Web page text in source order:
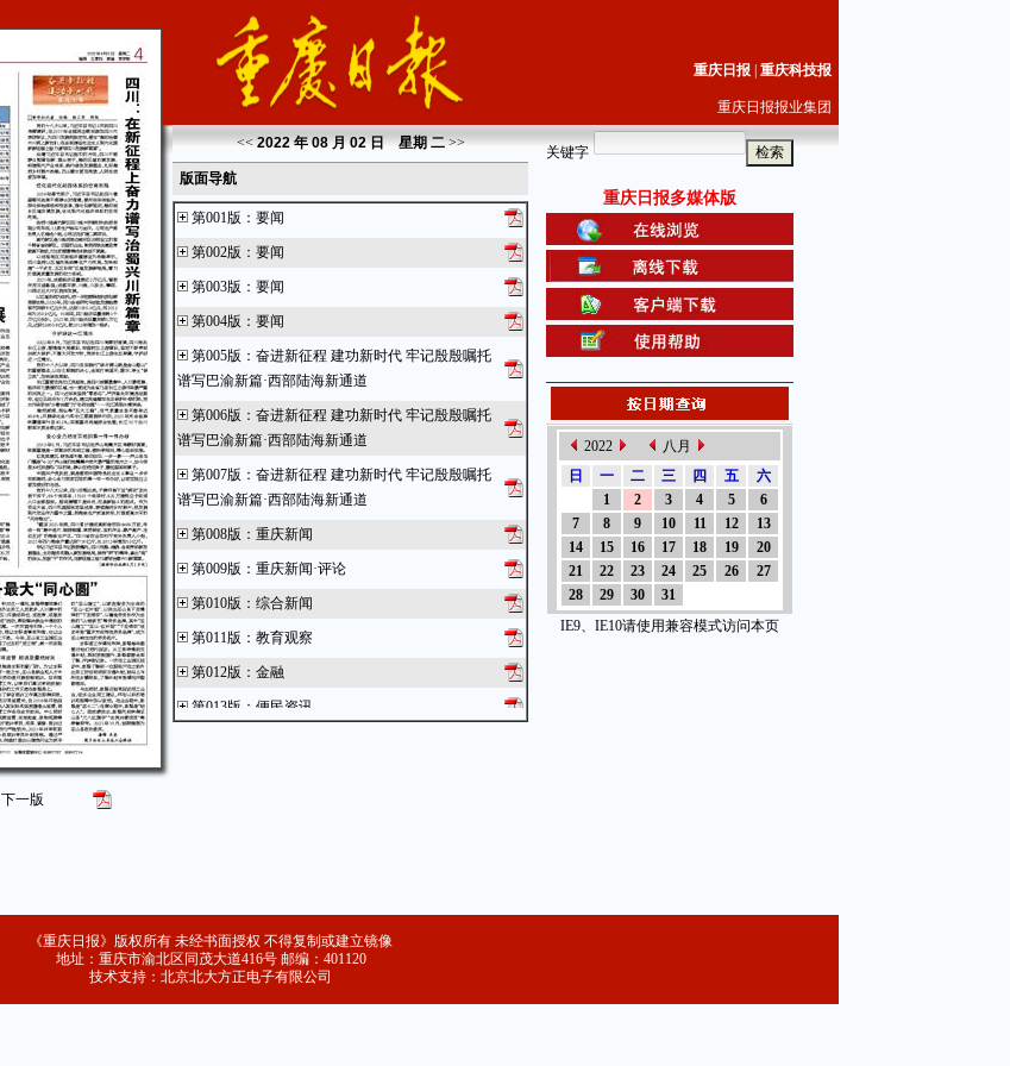
下一版
重庆日报 重庆科技报
重庆日报报业集团
<< 2022 年 08 月 02 日 星期二 >>
版面导航
第001版 ： 要闻
第002版 ： 要闻
第003版 ： 要闻
第004版 ： 要闻
第005版 ： 奋进新征程 建功新时代 牢记殷殷嘱托
谱写巴渝新篇·西部陆海新通道
第006版 ： 奋进新征程 建功新时代 牢记殷殷嘱托
谱写巴渝新篇·西部陆海新通道
第007版 ： 奋进新征程 建功新时代 牢记殷殷嘱托
谱写巴渝新篇·西部陆海新通道
第008版 ： 重庆新闻
第009版 ： 重庆新闻·评论
第010版 ： 综合新闻
第011版 ： 教育观察
第012版 ： 金融
第013版 ： 便民资讯
关键字
重庆日报多媒体版
2022
八月
日
一 二 三 四 五
六
1
2 3 4 5
6
7
8 9 10 11 12
13
14
15 16 17 18 19
20
21
22 23 24 25 26
27
28
29 30
31
IE9、IE10请使用兼容模式访问本页
《重庆日报》版权所有 未经书面授权 不得复制或建立镜像
地址：重庆市渝北区同茂大道416号 邮编：401120
技术支持：北京北大方正电子有限公司